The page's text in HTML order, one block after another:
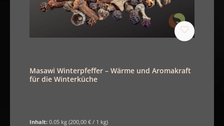
Masawi Winterpfeffer – Wärme und Aromakraft
für die Winterküche
Inhalt: 0.05 kg (200,00 € / 1 kg)